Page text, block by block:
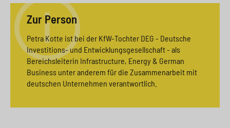
Zur Person
Petra Kotte ist bei der KfW-Tochter DEG - Deutsche
Investitions- und Entwicklungsgesellschaft - als
Bereichsleiterin Infrastructure, Energy & German
Business unter anderem für die Zusammenarbeit mit
deutschen Unternehmen verantwortlich.